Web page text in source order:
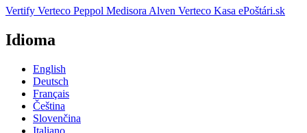
Vertify Verteco Peppol Medisora Alven Verteco Kasa ePoštári.sk
Idioma
English
Deutsch
Français
Čeština
Slovenčina